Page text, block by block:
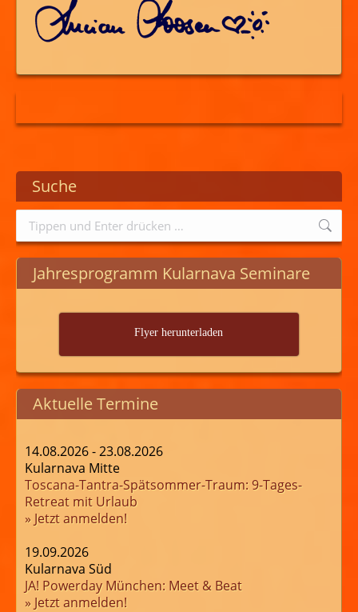
Suche
Jahresprogramm Kularnava Seminare
Flyer herunterladen
Aktuelle Termine
14.08.2026 - 23.08.2026
Kularnava Mitte
Toscana-Tantra-Spätsommer-Traum: 9-Tages-
Retreat mit Urlaub
» Jetzt anmelden!
19.09.2026
Kularnava Süd
JA! Powerday München: Meet & Beat
» Jetzt anmelden!